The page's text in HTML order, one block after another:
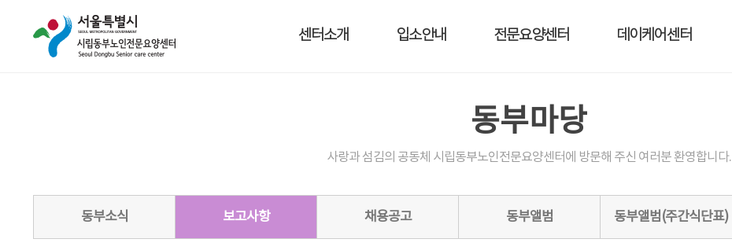
센터소개 입소안내 전문요양센터 데이케어센터
동부마당
사랑과 섬김의 공동체 시립동부노인전문요양센터에 방문해 주신 여러분 환영합니다.
동부소식 보고사항 채용공고 동부앨범 동부앨범(주간식단표)